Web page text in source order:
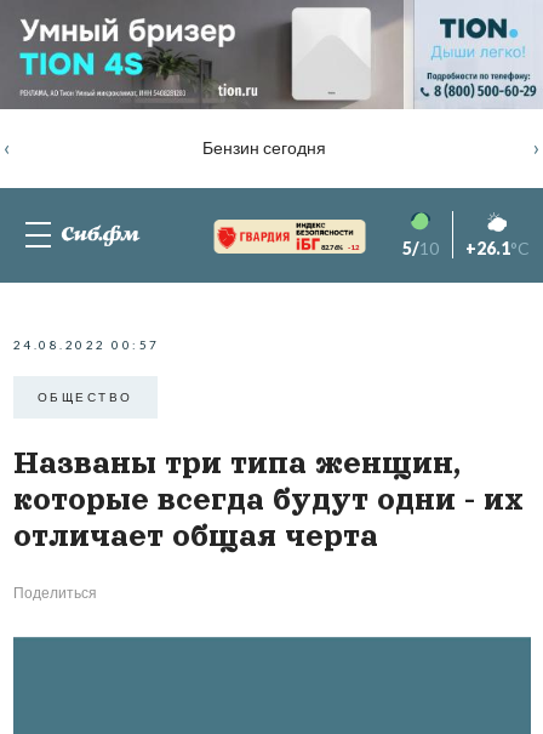
Бензин сегодня
‹ ›
82.76% -1.2 5/10 +26.1°C
24.08.2022 00:57
ОБЩЕСТВО
Названы три типа женщин,
которые всегда будут одни - их
отличает общая черта
Поделиться